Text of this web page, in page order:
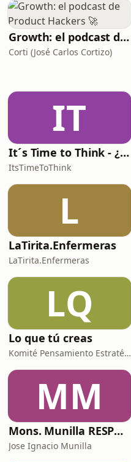
Growth: el podcast de Product Hackers 🚀
Corti (José Carlos Cortizo)
IT
It´s Time to Think - ¿Nos paramos a pensar?
ItsTimeToThink
L
LaTirita.Enfermeras
LaTirita.Enfermeras
LQ
Lo que tú creas
Komité Pensamiento Estratégico
MM
Mons. Munilla RESPONDE
Jose Ignacio Munilla